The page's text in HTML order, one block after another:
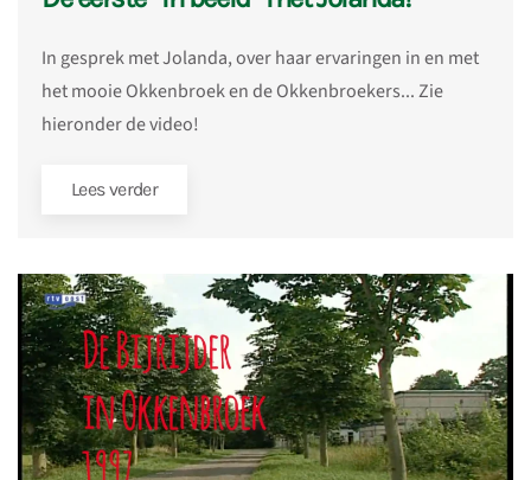
In gesprek met Jolanda, over haar ervaringen in en met
het mooie Okkenbroek en de Okkenbroekers... Zie
hieronder de video!
Lees verder